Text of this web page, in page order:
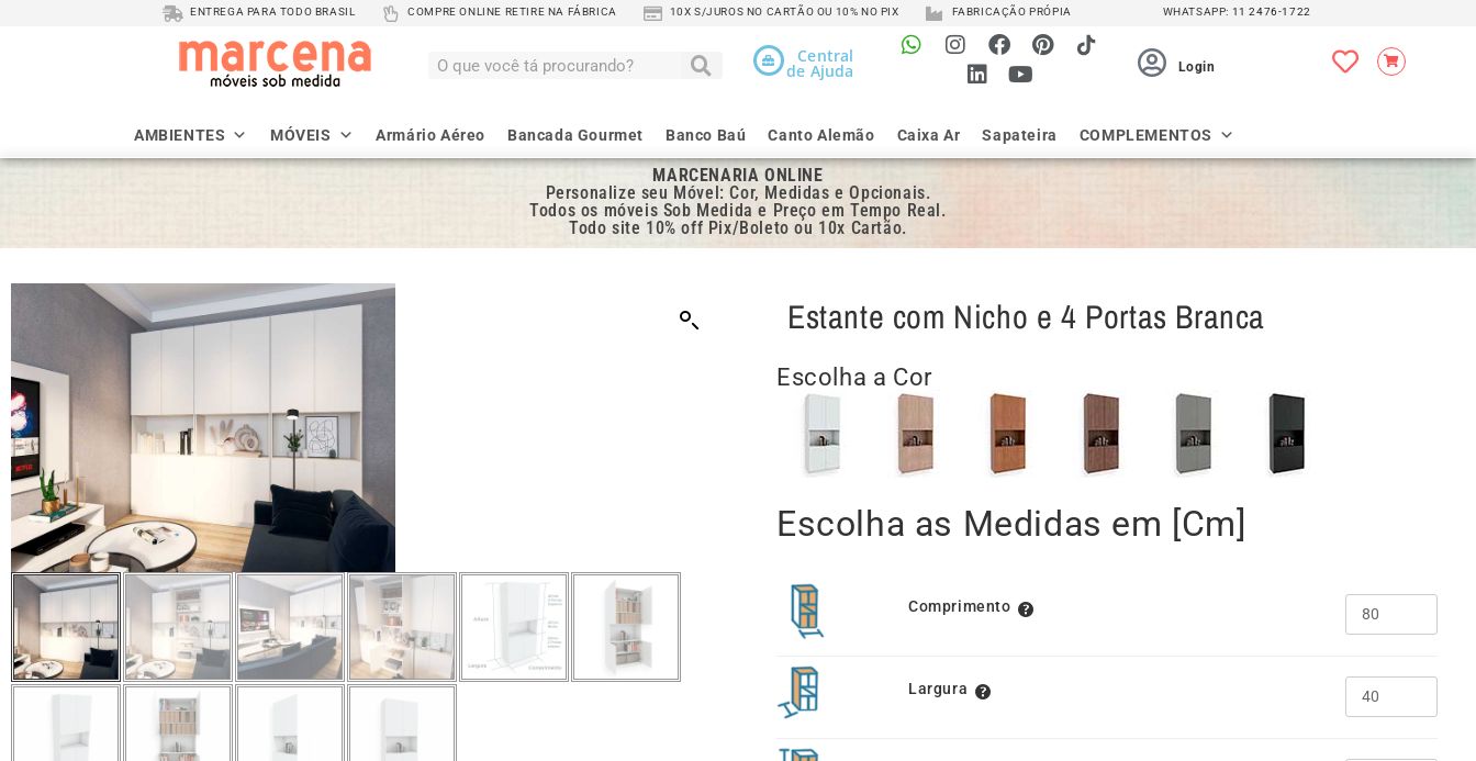
ENTREGA PARA TODO BRASIL COMPRE ONLINE RETIRE NA FÁBRICA 10X S/JUROS NO CARTÃO OU 10% NO PIX FABRICAÇÃO PRÓPIA WHATSAPP: 11 2476-1722
Central
de Ajuda Login
AMBIENTES MÓVEIS Armário Aéreo Bancada Gourmet Banco Baú Canto Alemão Caixa Ar Sapateira COMPLEMENTOS
MARCENARIA ONLINE
Personalize seu Móvel: Cor, Medidas e Opcionais.
Todos os móveis Sob Medida e Preço em Tempo Real.
Todo site 10% off Pix/Boleto ou 10x Cartão.
Estante com Nicho e 4 Portas Branca
Escolha a Cor
Escolha as Medidas em [Cm]
Comprimento
Largura